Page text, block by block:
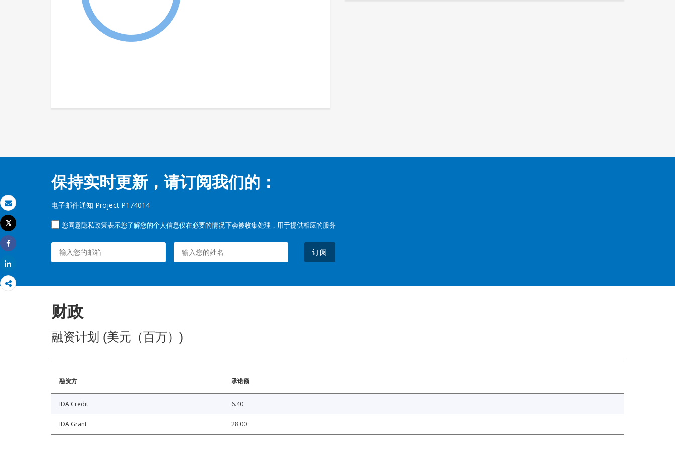
发送电子邮件
打印
Tweet
Share
保持实时更新，请订阅我们的：
电子邮件通知 Project P174014
您同意隐私政策表示您了解您的个人信息仅在必要的情况下会被收集处理，用于提供相应的服务
订阅
财政
融资计划 (美元（百万）)
融资方 承诺额
IDA Credit 6.40
IDA Grant 28.00